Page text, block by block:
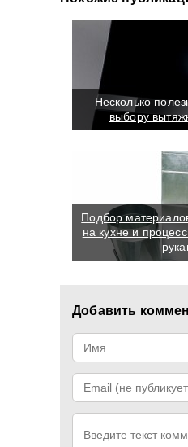
Несколько
выбору
Подбор
на кухне и
Добавить